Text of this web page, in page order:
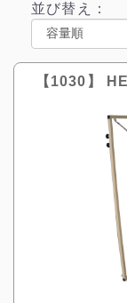
並び替え：
【1030】